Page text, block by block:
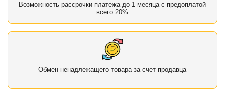
Возможность рассрочки платежа до 1 месяца с предоплатой
всего 20%
Обмен ненадлежащего товара за счет продавца